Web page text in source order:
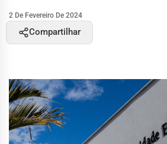
2 De Fevereiro De 2024
Compartilhar